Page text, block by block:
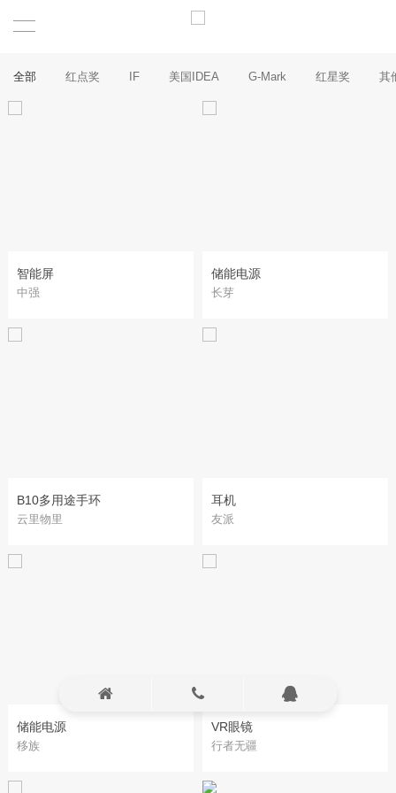
智能屏
中强
储能电源
长芽
B10多用途手环
云里物里
耳机
友派
储能电源
移族
VR眼镜
行者无疆
全部 红点奖 IF 美国IDEA G-Mark 红星奖 其